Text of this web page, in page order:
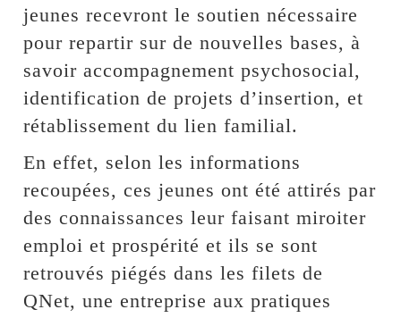
jeunes recevront le soutien nécessaire
pour repartir sur de nouvelles bases, à
savoir accompagnement psychosocial,
identification de projets d’insertion, et
rétablissement du lien familial.
En effet, selon les informations
recoupées, ces jeunes ont été attirés par
des connaissances leur faisant miroiter
emploi et prospérité et ils se sont
retrouvés piégés dans les filets de
QNet, une entreprise aux pratiques